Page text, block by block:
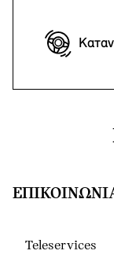
Teleservices